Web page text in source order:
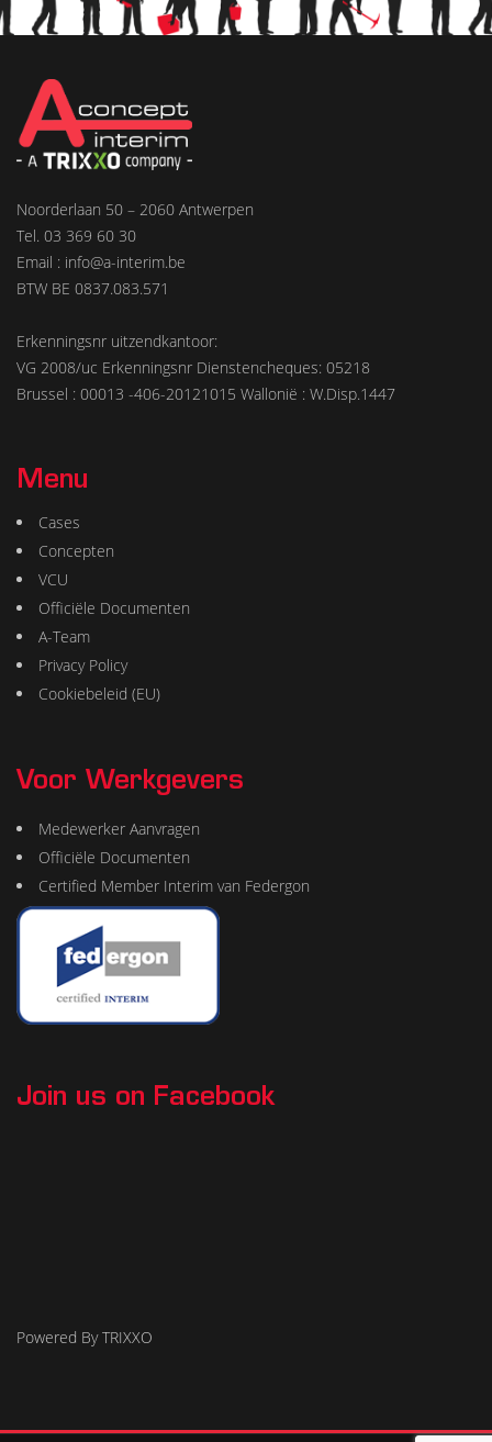
Noorderlaan 50 – 2060 Antwerpen
Tel. 03 369 60 30
Email : info@a-interim.be
BTW BE 0837.083.571
Erkenningsnr uitzendkantoor:
VG 2008/uc Erkenningsnr Dienstencheques: 05218
Brussel : 00013 -406-20121015 Wallonië : W.Disp.1447
Menu
Cases
Concepten
VCU
Officiële Documenten
A-Team
Privacy Policy
Cookiebeleid (EU)
Voor Werkgevers
Medewerker Aanvragen
Officiële Documenten
Certified Member Interim van Federgon
Join us on Facebook
Powered By TRIXXO